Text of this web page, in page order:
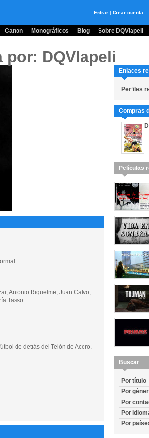
Entrar | Crear cuenta
Canon Monográficos Blog Sobre DQVlapeli
por: DQVlapeli
Antonio Riquelme, Juan Calvo,
Tasso
de detrás del Telón de Acero.
Enlaces
Perfiles
Compras
Películas
Buscar
Por título
Por
Por
Por
Por